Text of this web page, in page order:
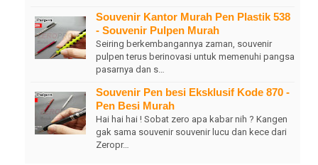
Souvenir Kantor Murah Pen Plastik 538
- Souvenir Pulpen Murah
Seiring berkembangannya zaman, souvenir
pulpen terus berinovasi untuk memenuhi pangsa
pasarnya dan s…
Souvenir Pen besi Eksklusif Kode 870 -
Pen Besi Murah
Hai hai hai ! Sobat zero apa kabar nih ? Kangen
gak sama souvenir souvenir lucu dan kece dari
Zeropr…